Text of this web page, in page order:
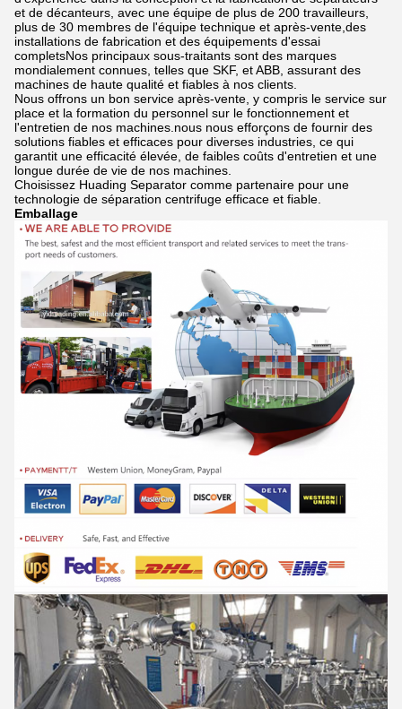
et de décanteurs, avec une équipe de plus de 200 travailleurs,
plus de 30 membres de l'équipe technique et après-vente,des
installations de fabrication et des équipements d'essai
completsNos principaux sous-traitants sont des marques
mondialement connues, telles que SKF, et ABB, assurant des
machines de haute qualité et fiables à nos clients.
Nous offrons un bon service après-vente, y compris le service sur
place et la formation du personnel sur le fonctionnement et
l'entretien de nos machines.nous nous efforçons de fournir des
solutions fiables et efficaces pour diverses industries, ce qui
garantit une efficacité élevée, de faibles coûts d'entretien et une
longue durée de vie de nos machines.
Choisissez Huading Separator comme partenaire pour une
technologie de séparation centrifuge efficace et fiable.
Emballage